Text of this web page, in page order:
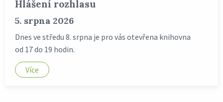
Hlášení rozhlasu
5. srpna 2026
Dnes ve středu 8. srpna je pro vás otevřena knihovna
od 17 do 19 hodin.
Více